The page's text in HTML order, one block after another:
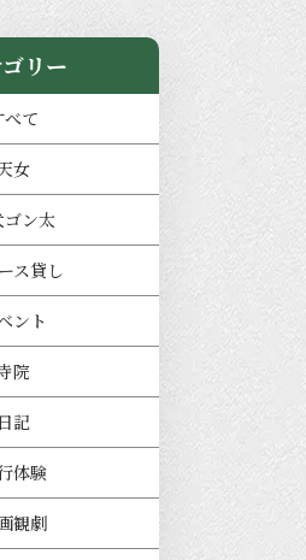
リー
べて
女
ゴン太
ス貸し
ント
院
日記
体験
観劇